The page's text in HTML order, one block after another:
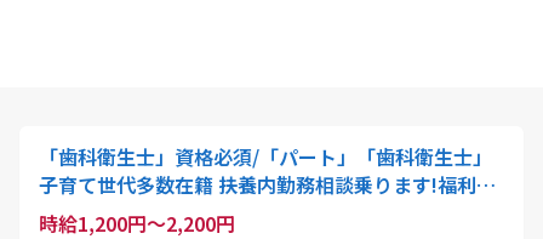
「歯科衛生士」資格必須/「パート」「歯科衛生士」
子育て世代多数在籍 扶養内勤務相談乗ります!福利厚
生充実のお仕事です
時給1,200円～2,200円